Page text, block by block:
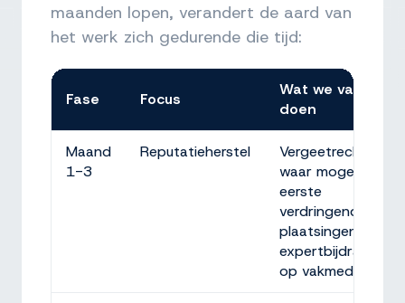
maanden lopen, verandert de aard van
het werk zich gedurende die tijd:
Fase Focus
Wat we vaak
doen
Maand
1-3
Reputatieherstel
waar mogelijk,
eerste
verdringende
plaatsingen,
expertbijdragen
op vakmedia